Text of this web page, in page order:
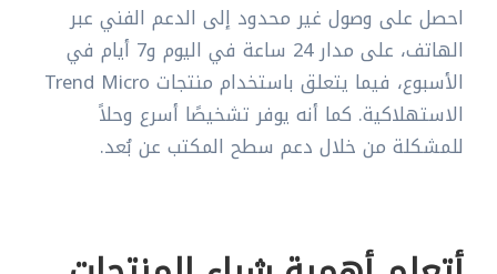
احصل على وصول غير محدود إلى الدعم الفني عبر
الهاتف، على مدار 24 ساعة في اليوم و7 أيام في
الأسبوع، فيما يتعلق باستخدام منتجات Trend Micro
الاستهلاكية. كما أنه يوفر تشخيصًا أسرع وحلاً
للمشكلة من خلال دعم سطح المكتب عن بُعد.